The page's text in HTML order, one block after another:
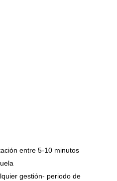
entre 5-10 minutos
gestión- periodo de